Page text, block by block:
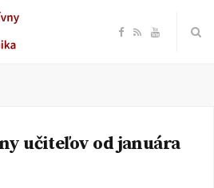
F
e
R Y
T
učiteľov od januára